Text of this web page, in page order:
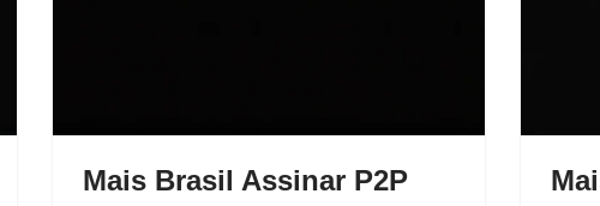
Mais Brasil Assinar P2P